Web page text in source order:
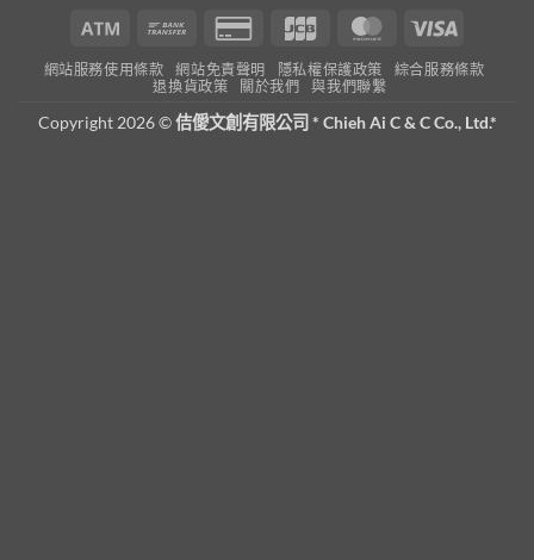
Atm
Bank
Credit
2
JCB MasterCard
網站服務使用條款 網站免責聲明 隱私權保護政策
綜合服務條款
退換貨政策
關於我們 與我們聯繫
Copyright 2026 ©佶僾文創有限公司 * Chieh Ai C & C Co., Ltd.*